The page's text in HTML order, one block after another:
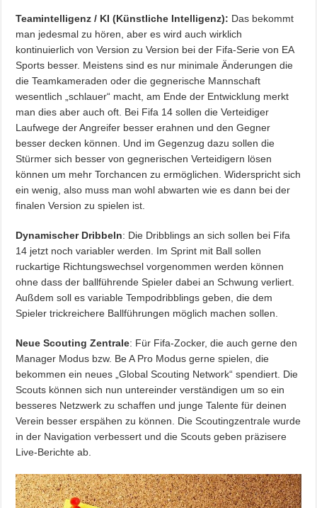
Teamintelligenz / KI (Künstliche Intelligenz): Das bekommt
man jedesmal zu hören, aber es wird auch wirklich
kontinuierlich von Version zu Version bei der Fifa-Serie von EA
Sports besser. Meistens sind es nur minimale Änderungen die
die Teamkameraden oder die gegnerische Mannschaft
wesentlich „schlauer“ macht, am Ende der Entwicklung merkt
man dies aber auch oft. Bei Fifa 14 sollen die Verteidiger
Laufwege der Angreifer besser erahnen und den Gegner
besser decken können. Und im Gegenzug dazu sollen die
Stürmer sich besser von gegnerischen Verteidigern lösen
können um mehr Torchancen zu ermöglichen. Widerspricht sich
ein wenig, also muss man wohl abwarten wie es dann bei der
finalen Version zu spielen ist.
Dynamischer Dribbeln: Die Dribblings an sich sollen bei Fifa
14 jetzt noch variabler werden. Im Sprint mit Ball sollen
ruckartige Richtungswechsel vorgenommen werden können
ohne dass der ballführende Spieler dabei an Schwung verliert.
Außdem soll es variable Tempodribblings geben, die dem
Spieler trickreichere Ballführungen möglich machen sollen.
Neue Scouting Zentrale: Für Fifa-Zocker, die auch gerne den
Manager Modus bzw. Be A Pro Modus gerne spielen, die
bekommen ein neues „Global Scouting Network“ spendiert. Die
Scouts können sich nun untereinder verständigen um so ein
besseres Netzwerk zu schaffen und junge Talente für deinen
Verein besser erspähen zu können. Die Scoutingzentrale wurde
in der Navigation verbessert und die Scouts geben präzisere
Live-Berichte ab.